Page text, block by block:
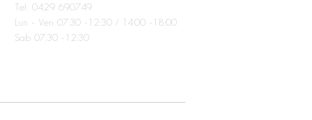
Tel. 0429 690749
Lun - Ven 07:30 -12:30 / 14:00 -18:00
Sab 07:30 -12:30